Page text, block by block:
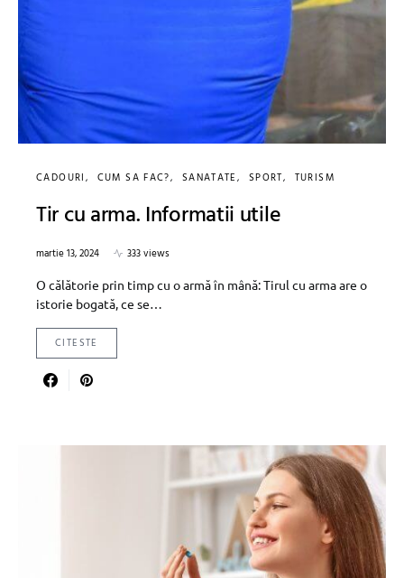
CADOURI CUM SA FAC? SANATATE SPORT TURISM
Tir cu arma. Informatii utile
martie 13, 2024
333 views
O călătorie prin timp cu o armă în mână: Tirul cu arma are o
istorie bogată, ce se…
CITESTE